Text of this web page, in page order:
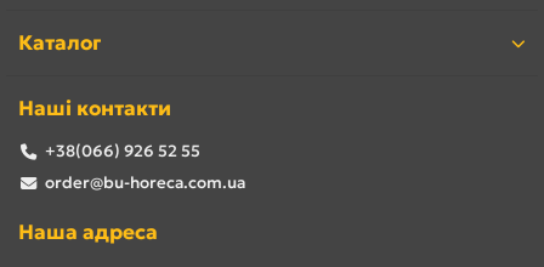
Каталог
Наші контакти
+38(066) 926 52 55
order@bu-horeca.com.ua
Наша адреса